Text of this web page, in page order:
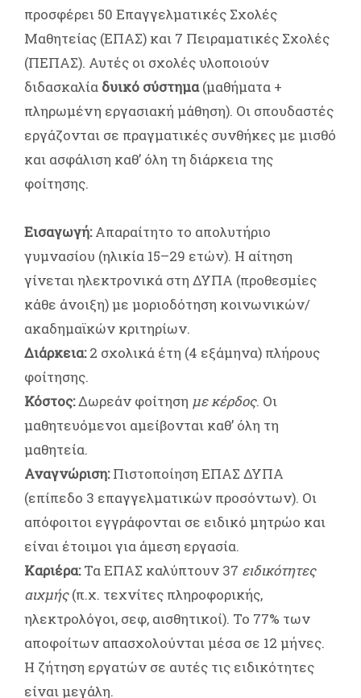
προσφέρει 50 Επαγγελματικές Σχολές
Μαθητείας (ΕΠΑΣ) και 7 Πειραματικές Σχολές
(ΠΕΠΑΣ). Αυτές οι σχολές υλοποιούν
διδασκαλία δυικό σύστημα(μαθήματα +
πληρωμένη εργασιακή μάθηση). Οι σπουδαστές
εργάζονται σε πραγματικές συνθήκες με μισθό
και ασφάλιση καθ’ όλη τη διάρκεια της
φοίτησης.
Εισαγωγή:Απαραίτητο το απολυτήριο
γυμνασίου (ηλικία 15–29 ετών). Η αίτηση
γίνεται ηλεκτρονικά στη ΔΥΠΑ (προθεσμίες
κάθε άνοιξη) με μοριοδότηση κοινωνικών/
ακαδημαϊκών κριτηρίων.
Διάρκεια:2 σχολικά έτη (4 εξάμηνα) πλήρους
φοίτησης.
Κόστος:Δωρεάν φοίτηση με κέρδος. Οι
μαθητευόμενοι αμείβονται καθ’ όλη τη
μαθητεία.
Αναγνώριση:Πιστοποίηση ΕΠΑΣ ΔΥΠΑ
(επίπεδο 3 επαγγελματικών προσόντων). Οι
απόφοιτοι εγγράφονται σε ειδικό μητρώο και
είναι έτοιμοι για άμεση εργασία.
Καριέρα:Τα ΕΠΑΣ καλύπτουν 37 ειδικότητες
αιχμής(π.χ. τεχνίτες πληροφορικής,
ηλεκτρολόγοι, σεφ, αισθητικοί). Το 77% των
αποφοίτων απασχολούνται μέσα σε 12 μήνες.
Η ζήτηση εργατών σε αυτές τις ειδικότητες
είναι μεγάλη.